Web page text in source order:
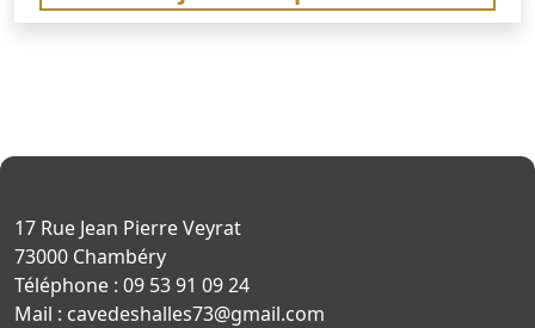
17 Rue Jean Pierre Veyrat
73000 Chambéry
Téléphone : 09 53 91 09 24
Mail : cavedeshalles73@gmail.com